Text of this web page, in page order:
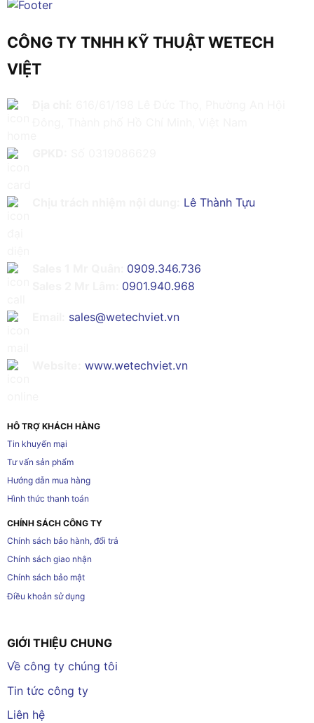
CÔNG TY TNHH KỸ THUẬT WETECH
VIỆT
Lê Thành Tựu
0909.346.736
0901.940.968
sales@wetechviet.vn
www.wetechviet.vn
HỖ TRỢ KHÁCH HÀNG
Tin khuyến mại
Tư vấn sản phẩm
Hướng dẫn mua hàng
Hình thức thanh toán
CHÍNH SÁCH CÔNG TY
Chính sách bảo hành, đổi trả
Chính sách giao nhận
Chính sách bảo mật
Điều khoản sử dụng
GIỚI THIỆU CHUNG
Về công ty chúng tôi
Tin tức công ty
Liên hệ